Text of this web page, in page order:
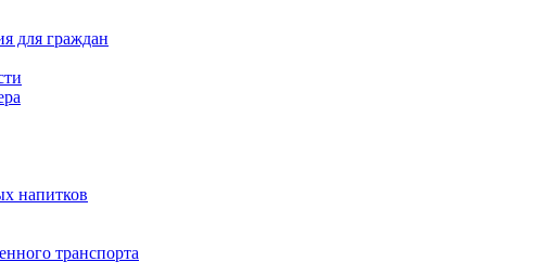
для граждан
напитков
транспорта